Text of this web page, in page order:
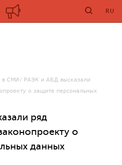
RU
в СМИ
РАЭК и АБД высказали
о защите персональных
ряд
о
данных